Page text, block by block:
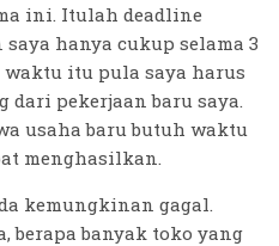
ini. Itulah deadline
hanya cukup selama 3
itu pula saya harus
dari pekerjaan baru saya.
usaha baru butuh waktu
menghasilkan.
kemungkinan gagal.
banyak toko yang